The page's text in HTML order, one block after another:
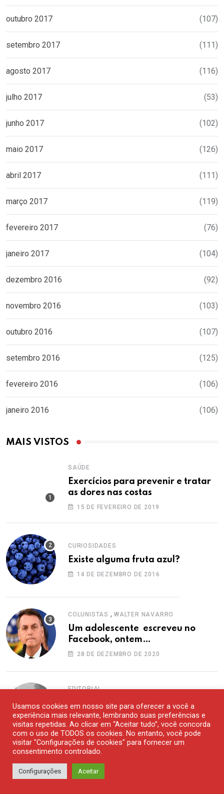
outubro 2017 (107)
setembro 2017 (111)
agosto 2017 (116)
julho 2017 (53)
junho 2017 (102)
maio 2017 (126)
abril 2017 (111)
março 2017 (119)
fevereiro 2017 (76)
janeiro 2017 (104)
dezembro 2016 (92)
novembro 2016 (103)
outubro 2016 (107)
setembro 2016 (125)
fevereiro 2016 (106)
janeiro 2016 (106)
MAIS VISTOS
SAÚDE
Exercícios para prevenir e tratar
as dores nas costas
15 DE FEVEREIRO DE 2019
CURIOSIDADES
Existe alguma fruta azul?
14 DE DEZEMBRO DE 2016
COLUNISTAS , WALTER NAVARRO
Um adolescente escreveu no
Facebook, ontem…
28 DE DEZEMBRO DE 2020
EDITORIAL
Chuvas inclementes, educação ou
desgoverno?
6 DE FEVEREIRO DE 2020
Usamos cookies em nosso site para oferecer a você a
experiência mais relevante, lembrando suas preferências e
visitas repetidas. Ao clicar em “Aceitar tudo”, você concorda
com o uso de TODOS os cookies. No entanto, você pode
visitar "Configurações de cookies" para fornecer um
consentimento controlado.
Configurações Aceitar